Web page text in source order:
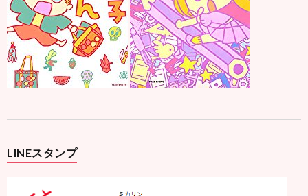
LINEスタンプ